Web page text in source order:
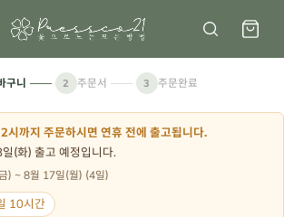
구니 2 주문서 3 주문완료
까지 주문하시면 연휴 전에 출고됩니다.
(화) 출고 예정입니다.
) ~ 8월 17일(월) (4일)
10시간